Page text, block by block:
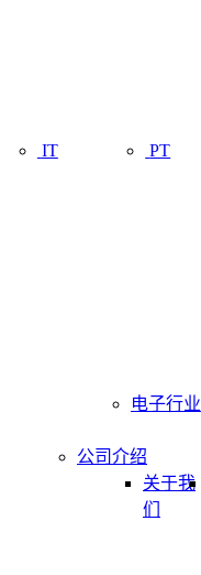
IT PT
电子行业
公司介绍
关于我
们